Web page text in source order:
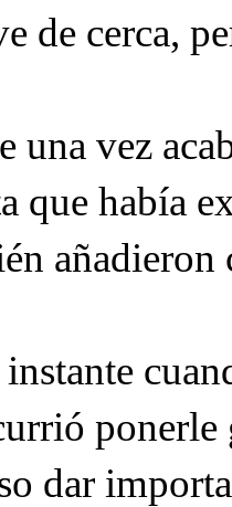
de cerca,
una vez
que había
añadieron
ponerle
dar